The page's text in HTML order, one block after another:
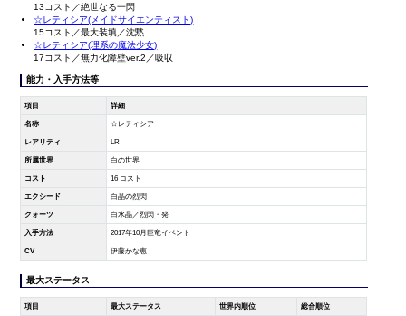
13コスト／絶世なる一閃
☆レティシア(メイドサイエンティスト)
15コスト／最大装填／沈黙
☆レティシア(理系の魔法少女)
17コスト／無力化障壁ver.2／吸収
能力・入手方法等
項目 詳細
名称 ☆レティシア
レアリティ LR
所属世界 白の世界
コスト 16 コスト
エクシード 白晶の烈閃
クォーツ 白水晶／烈閃・発
入手方法 2017年10月巨竜イベント
CV 伊藤かな恵
最大ステータス
項目 最大ステータス 世界内順位 総合順位